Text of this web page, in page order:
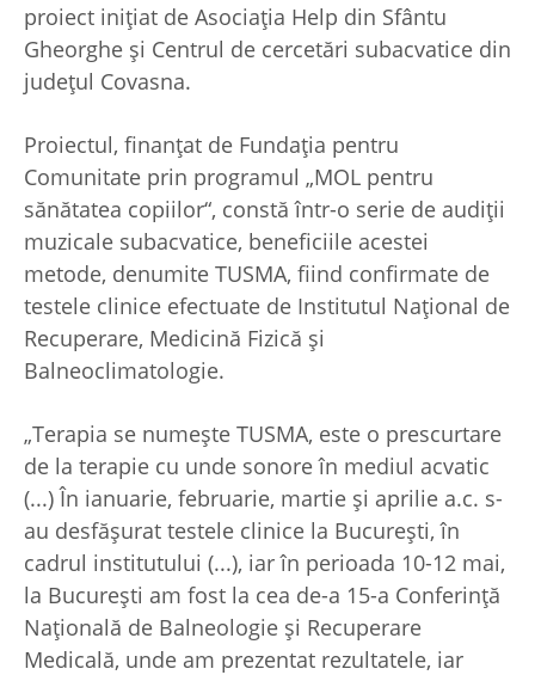
proiect iniţiat de Asociaţia Help din Sfântu
Gheorghe şi Centrul de cercetări subacvatice din
judeţul Covasna.
Proiectul, finanţat de Fundaţia pentru
Comunitate prin programul „MOL pentru
sănătatea copiilor“, constă într-o serie de audiţii
muzicale subacvatice, beneficiile acestei
metode, denumite TUSMA, fiind confirmate de
testele clinice efectuate de Institutul Naţional de
Recuperare, Medicină Fizică şi
Balneoclimatologie.
„Terapia se numeşte TUSMA, este o prescurtare
de la terapie cu unde sonore în mediul acvatic
(...) În ianuarie, februarie, martie şi aprilie a.c. s-
au desfăşurat testele clinice la Bucureşti, în
cadrul institutului (...), iar în perioada 10-12 mai,
la Bucureşti am fost la cea de-a 15-a Conferinţă
Naţională de Balneologie şi Recuperare
Medicală, unde am prezentat rezultatele, iar